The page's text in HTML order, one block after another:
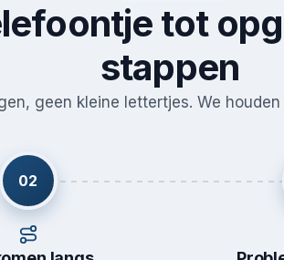
tot
stappen
geen kleine lettertjes. We
02